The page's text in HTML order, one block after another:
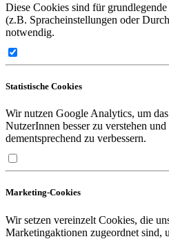
Diese Cookies sind für
(z.B. Spracheinstellungen oder
notwendig.
Statistische Cookies
Wir nutzen Google Analytics, um
NutzerInnen besser zu verstehen und
dementsprechend zu verbessern.
Marketing-Cookies
Wir setzen vereinzelt Cookies, die
Marketingaktionen zugeordnet sind,